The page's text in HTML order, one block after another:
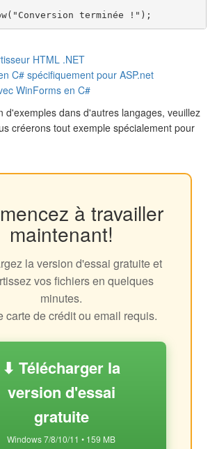
HTML .NET
C# spécifiquement pour ASP.net
WinForms en C#
d'exemples dans d'autres langages, veuillez
créerons tout exemple spécialement pour
à travailler
maintenant!
la version d'essai gratuite et
vos fichiers en quelques
minutes.
carte de crédit ou email requis.
⬇ Télécharger la
version d'essai
gratuite
Windows 7/8/10/11 • 159 MB